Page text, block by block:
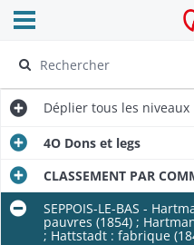
Archives
Ouvrir le menu déroulant
Déplier tous les niveaux
4O Dons et legs
CLASSEMENT PAR
SEPPOIS-LE-BAS -
pauvres (1854) ;
; Hattstadt : fabrique